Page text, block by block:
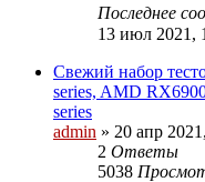
Последнее
13 июл 2021,
Свежий набор
series, AMD
series
admin » 20 апр
2 Ответы
5038